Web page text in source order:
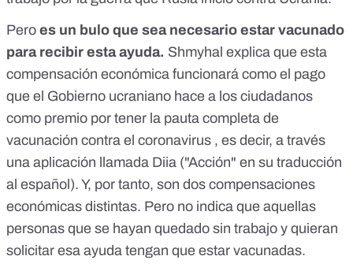
Pero es un bulo que sea necesario estar vacunado
para recibir esta ayuda. Shmyhal explica que esta
compensación económica funcionará como el pago
que el Gobierno ucraniano hace a los ciudadanos
como premio por tener la pauta completa de
vacunación contra el coronavirus , es decir, a través
una aplicación llamada Diia ("Acción" en su traducción
al español). Y, por tanto, son dos compensaciones
económicas distintas. Pero no indica que aquellas
personas que se hayan quedado sin trabajo y quieran
solicitar esa ayuda tengan que estar vacunadas.